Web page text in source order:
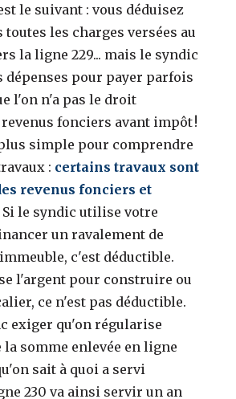
le suivant : vous déduisez
toutes les charges versées au
la ligne 229... mais le syndic
dépenses pour payer parfois
l'on n'a pas le droit
fonciers avant impôt !
simple pour comprendre
: certains travaux sont
revenus fonciers et
Si le syndic utilise votre
un ravalement de
c'est déductible.
l'argent pour construire ou
ce n'est pas déductible.
exiger qu'on régularise
la somme enlevée en ligne
sait à quoi a servi
230 va ainsi servir un an